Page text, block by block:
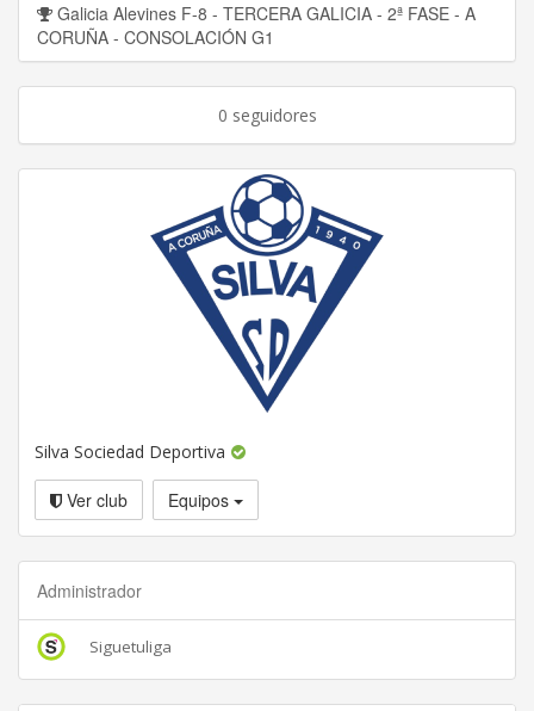
Galicia Alevines F-8 - TERCERA GALICIA - 2ª FASE - A
CORUÑA - CONSOLACIÓN G1
0 seguidores
Silva Sociedad Deportiva
Ver club Equipos
Administrador
Siguetuliga